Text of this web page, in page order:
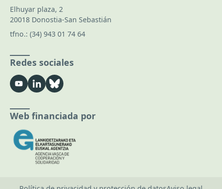
Elhuyar plaza, 2
20018 Donostia-San Sebastián
tfno.: (34) 943 01 74 64
Redes sociales
Web financiada por